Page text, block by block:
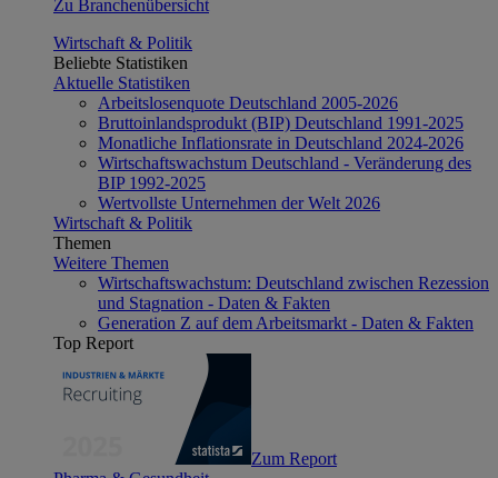
Zu Branchenübersicht
Wirtschaft & Politik
Beliebte Statistiken
Aktuelle Statistiken
Arbeitslosenquote Deutschland 2005-2026
Bruttoinlandsprodukt (BIP) Deutschland 1991-2025
Monatliche Inflationsrate in Deutschland 2024-2026
Wirtschaftswachstum Deutschland - Veränderung des
BIP 1992-2025
Wertvollste Unternehmen der Welt 2026
Wirtschaft & Politik
Themen
Weitere Themen
Wirtschaftswachstum: Deutschland zwischen Rezession
und Stagnation - Daten & Fakten
Generation Z auf dem Arbeitsmarkt - Daten & Fakten
Top Report
Zum Report